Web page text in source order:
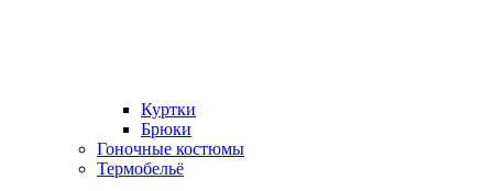
Куртки
Брюки
Гоночные костюмы
Термобельё